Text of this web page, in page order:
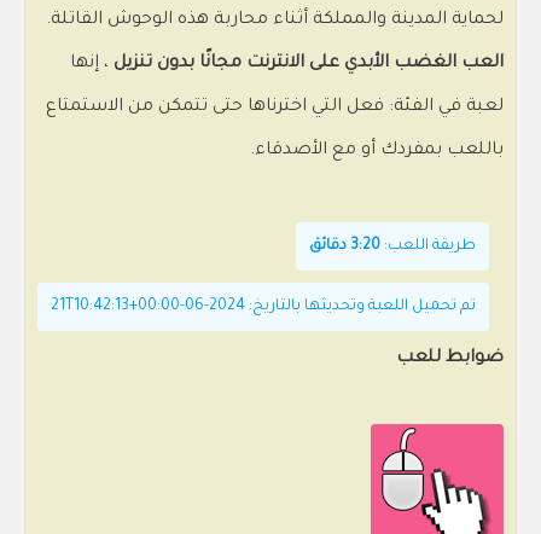
لحماية المدينة والمملكة أثناء محاربة هذه الوحوش القاتلة.
العب الغضب الأبدي على الانترنت مجانًا بدون تنزيل ، إنها
لعبة في الفئة: فعل التي اخترناها حتى تتمكن من الاستمتاع
باللعب بمفردك أو مع الأصدقاء.
طريقة اللعب: 3:20 دقائق
تم تحميل اللعبة وتحديثها بالتاريخ: 2024-06-21T10:42:13+00:00
ضوابط للعب